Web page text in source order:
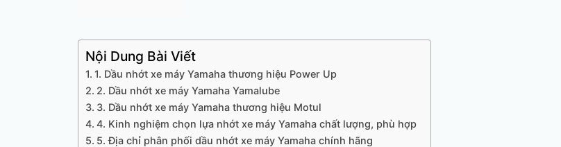
Nội Dung Bài Viết
1. Dầu nhớt xe máy Yamaha thương hiệu Power Up
2. Dầu nhớt xe máy Yamaha Yamalube
3. Dầu nhớt xe máy Yamaha thương hiệu Motul
4. Kinh nghiệm chọn lựa nhớt xe máy Yamaha chất lượng, phù hợp
5. Địa chỉ phân phối dầu nhớt xe máy Yamaha chính hãng